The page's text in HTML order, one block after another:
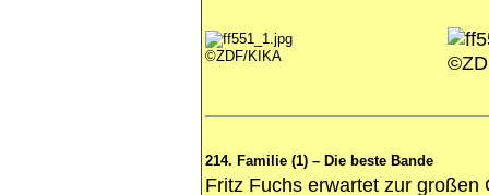
©ZDF/KIKA
214. Familie (1) – Die beste Bande
Fritz Fuchs erwartet zur